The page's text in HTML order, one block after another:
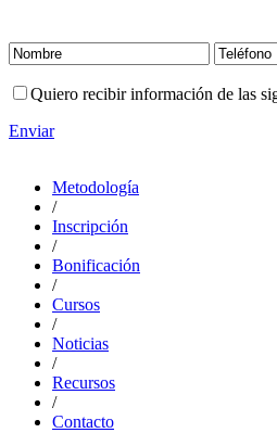
Quiero recibir información de las
Enviar
Metodología
/
Inscripción
/
Bonificación
/
Cursos
/
Noticias
/
Recursos
/
Contacto